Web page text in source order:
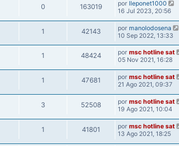
0 163019 por lleponet1000
16 Jul 2023, 20:56
1 42143 por manolodosena
10 Sep 2022, 13:33
1 48424 por msc hotline sat
05 Nov 2021, 16:28
1 47681 por msc hotline sat
21 Ago 2021, 09:37
3 52508 por msc hotline sat
19 Ago 2021, 10:04
1 41801 por msc hotline sat
13 Ago 2021, 18:25